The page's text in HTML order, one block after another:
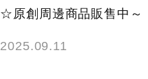
☆原創周邊商品販售中～
2025.09.11